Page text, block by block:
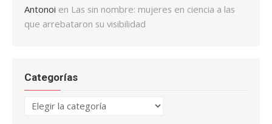
Antonoi en Las sin nombre: mujeres en ciencia a las
que arrebataron su visibilidad
Categorías
Categorías